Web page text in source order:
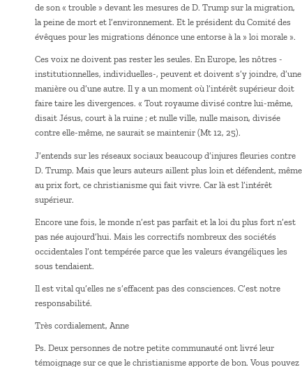
de son « trouble » devant les mesures de D. Trump sur la migration,
la peine de mort et l’environnement. Et le président du Comité des
évêques pour les migrations dénonce une entorse à la » loi morale ».
Ces voix ne doivent pas rester les seules. En Europe, les nôtres -
institutionnelles, individuelles-, peuvent et doivent s’y joindre, d’une
manière ou d’une autre. Il y a un moment où l’intérêt supérieur doit
faire taire les divergences. « Tout royaume divisé contre lui-même,
disait Jésus, court à la ruine ; et nulle ville, nulle maison, divisée
contre elle-même, ne saurait se maintenir (Mt 12, 25).
J’entends sur les réseaux sociaux beaucoup d’injures fleuries contre
D. Trump. Mais que leurs auteurs aillent plus loin et défendent, même
au prix fort, ce christianisme qui fait vivre. Car là est l’intérêt
supérieur.
Encore une fois, le monde n’est pas parfait et la loi du plus fort n’est
pas née aujourd’hui. Mais les correctifs nombreux des sociétés
occidentales l’ont tempérée parce que les valeurs évangéliques les
sous tendaient.
Il est vital qu’elles ne s’effacent pas des consciences. C’est notre
responsabilité.
Très cordialement, Anne
Ps. Deux personnes de notre petite communauté ont livré leur
témoignage sur ce que le christianisme apporte de bon. Vous pouvez